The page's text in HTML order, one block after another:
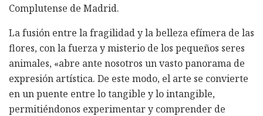
Complutense de Madrid.
La fusión entre la fragilidad y la belleza efímera de las
flores, con la fuerza y misterio de los pequeños seres
animales, «abre ante nosotros un vasto panorama de
expresión artística. De este modo, el arte se convierte
en un puente entre lo tangible y lo intangible,
permitiéndonos experimentar y comprender de